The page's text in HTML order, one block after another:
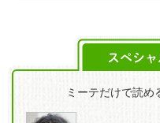
スペシ
ミーテだけで読め